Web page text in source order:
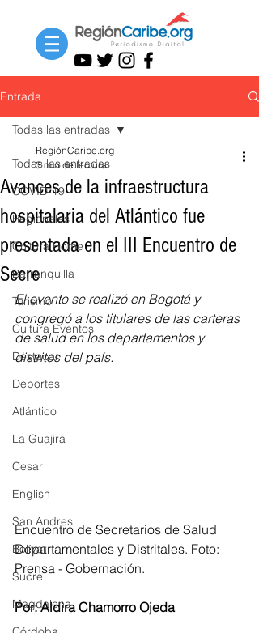
Entrada
Todas las entradas
COVID-19
Regionales
Cultura Home
Barranquilla
Turismo
Cultura Eventos
Destacar
Deportes
Atlántico
La Guajira
Cesar
English
San Andres
Bolívar
Sucre
Magdalena
Todas las entradas
Avances de la infraestructura
hospitalaria del Atlántico fue
presentada en el III Encuentro de
Secre
RegiónCaribe.org
3 min de lectura
El evento se realizó en Bogotá y
congregó a los titulares de las carteras
de salud en los departamentos y
distritos del país.
Encuentro de Secretarios de Salud
Departamentales y Distritales. Foto:
Prensa - Gobernación.
Por: Aldira Chamorro Ojeda